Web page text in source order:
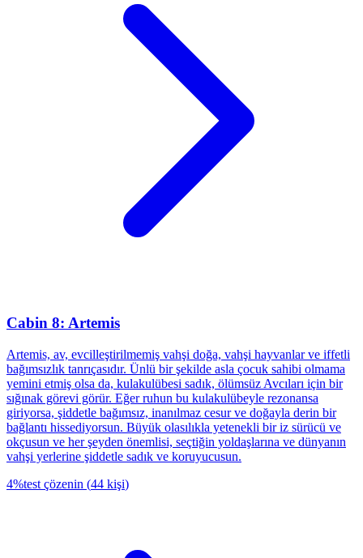
Cabin 8: Artemis
Artemis, av, evcilleştirilmemiş vahşi doğa, vahşi hayvanlar ve iffetli
bağımsızlık tanrıçasıdır. Ünlü bir şekilde asla çocuk sahibi olmama
yemini etmiş olsa da, kulakulübesi sadık, ölümsüz Avcıları için bir
sığınak görevi görür. Eğer ruhun bu kulakulübeyle rezonansa
giriyorsa, şiddetle bağımsız, inanılmaz cesur ve doğayla derin bir
bağlantı hissediyorsun. Büyük olasılıkla yetenekli bir iz sürücü ve
okçusun ve her şeyden önemlisi, seçtiğin yoldaşlarına ve dünyanın
vahşi yerlerine şiddetle sadık ve koruyucusun.
4%test çözenin (44 kişi)